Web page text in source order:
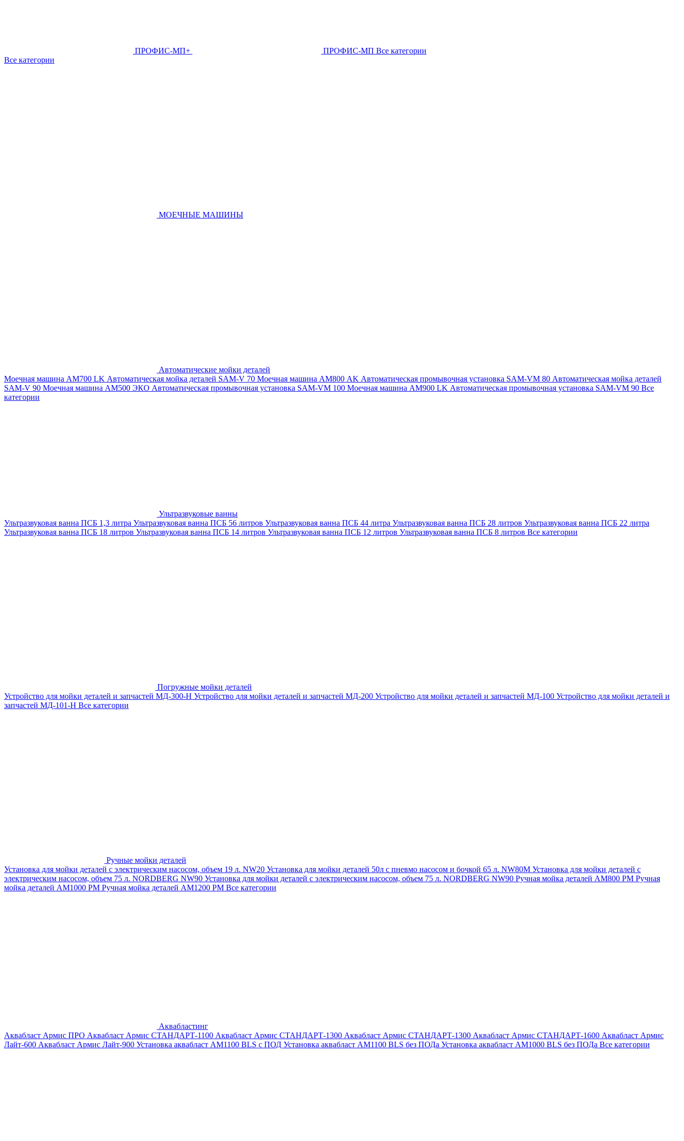
ПРОФИС-МП+ ПРОФИС-МП Все категории
Все категории
МОЕЧНЫЕ МАШИНЫ
Автоматические мойки деталей
Моечная машина AM700 LK Автоматическая мойка деталей SAM-V 70 Моечная машина АМ800 AK Автоматическая промывочная установка SAM-VM 80 Автоматическая мойка деталей
SAM-V 90 Моечная машина АМ500 ЭКО Автоматическая промывочная установка SAM-VM 100 Моечная машина AM900 LK Автоматическая промывочная установка SAM-VM 90 Все
категории
Ультразвуковые ванны
Ультразвуковая ванна ПСБ 1,3 литра Ультразвуковая ванна ПСБ 56 литров Ультразвуковая ванна ПСБ 44 литра Ультразвуковая ванна ПСБ 28 литров Ультразвуковая ванна ПСБ 22 литра
Ультразвуковая ванна ПСБ 18 литров Ультразвуковая ванна ПСБ 14 литров Ультразвуковая ванна ПСБ 12 литров Ультразвуковая ванна ПСБ 8 литров Все категории
Погружные мойки деталей
Устройство для мойки деталей и запчастей МД-300-H Устройство для мойки деталей и запчастей МД-200 Устройство для мойки деталей и запчастей МД-100 Устройство для мойки деталей и
запчастей МД-101-Н Все категории
Ручные мойки деталей
Установка для мойки деталей с электрическим насосом, объем 19 л. NW20 Установка для мойки деталей 50л с пневмо насосом и бочкой 65 л. NW80M Установка для мойки деталей с
электрическим насосом, объем 75 л. NORDBERG NW90 Установка для мойки деталей с электрическим насосом, объем 75 л. NORDBERG NW90 Ручная мойка деталей АМ800 РМ Ручная
мойка деталей АМ1000 РМ Ручная мойка деталей АМ1200 РМ Все категории
Аквабластинг
Аквабласт Армис ПРО Аквабласт Армис СТАНДАРТ-1100 Аквабласт Армис СТАНДАРТ-1300 Аквабласт Армис СТАНДАРТ-1300 Аквабласт Армис СТАНДАРТ-1600 Аквабласт Армис
Лайт-600 Аквабласт Армис Лайт-900 Установка аквабласт AM1100 BLS с ПОД Установка аквабласт AM1100 BLS без ПОДа Установка аквабласт AM1000 BLS без ПОДа Все категории